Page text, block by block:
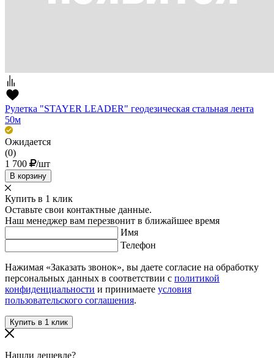
Рулетка "STAYER LEADER" геодезическая стальная лента
50м
Ожидается
(0)
1 700
/шт
В корзину
Купить в 1 клик
Оставьте свои контактные данные.
Наш менеджер вам перезвонит в ближайшее время
Имя
Телефон
Нажимая «Заказать звонок», вы даете согласие на обработку
персональных данных в соответствии с политикой
конфиденциальности и принимаете условия
пользовательского соглашения.
Нашли дешевле?